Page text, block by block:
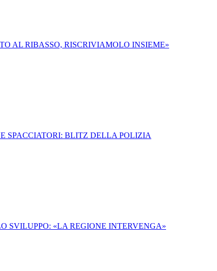
AL RIBASSO, RISCRIVIAMOLO INSIEME»
SPACCIATORI: BLITZ DELLA POLIZIA
SVILUPPO: «LA REGIONE INTERVENGA»